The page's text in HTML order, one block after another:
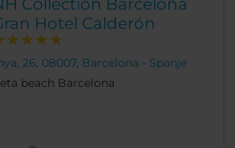
Hotel Calderón
26, 08007, Barcelona - Spanje
beach Barcelona